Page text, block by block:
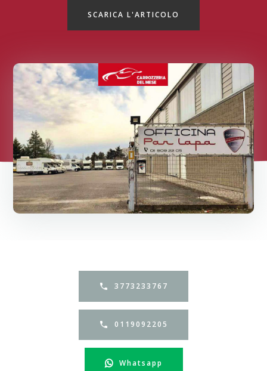
SCARICA L'ARTICOLO
3773233767
0119092205
Whatsapp